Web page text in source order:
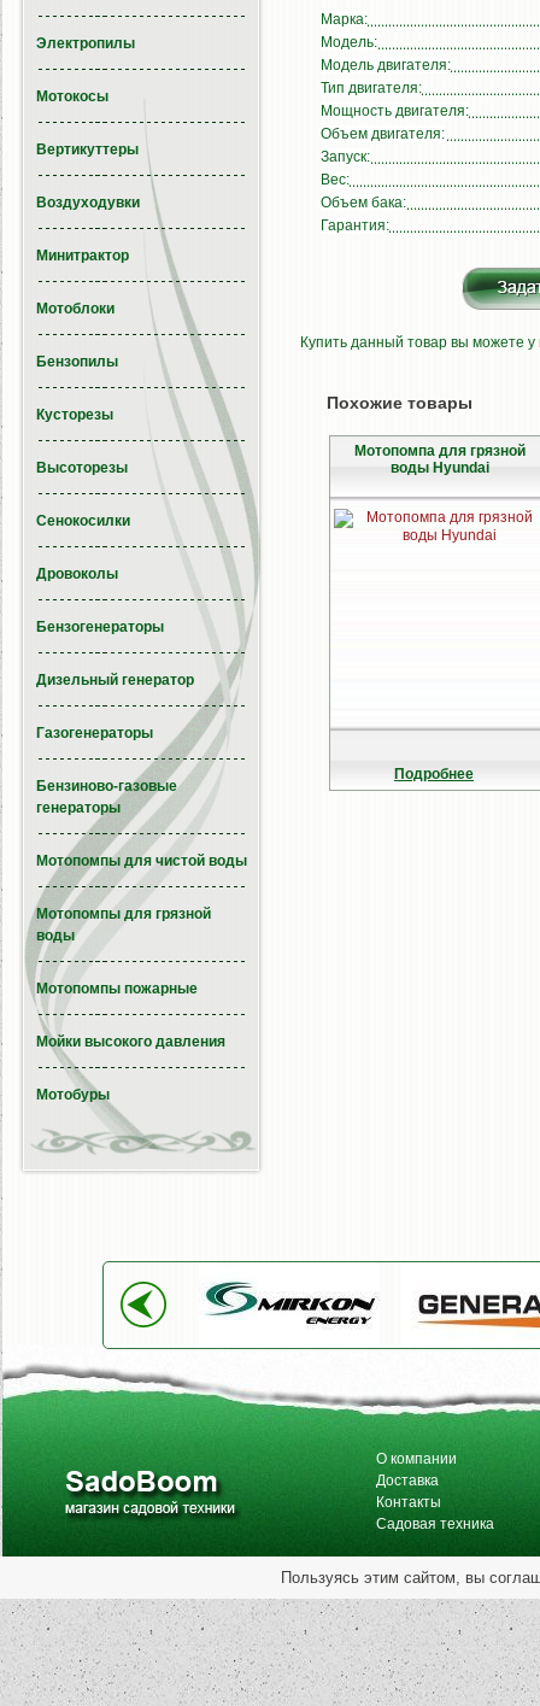
Марка:
Модель:
Модель двигателя:
Тип двигателя:
Мощность двигателя:
Объем двигателя:
Запуск:
Вес:
Объем бака:
Гарантия:
Купить данный товар вы можете
Похожие товары
Мотопомпа для грязной
воды Hyundai
Подробнее
Электропилы
Мотокосы
Вертикуттеры
Воздуходувки
Минитрактор
Мотоблоки
Бензопилы
Кусторезы
Высоторезы
Сенокосилки
Дровоколы
Бензогенераторы
Дизельный генератор
Газогенераторы
Бензиново-газовые
генераторы
Мотопомпы для чистой воды
Мотопомпы для грязной
воды
Мотопомпы пожарные
Мойки высокого давления
Мотобуры
О компании
Доставка
Контакты
Садовая техника
Пользуясь этим сайтом, вы